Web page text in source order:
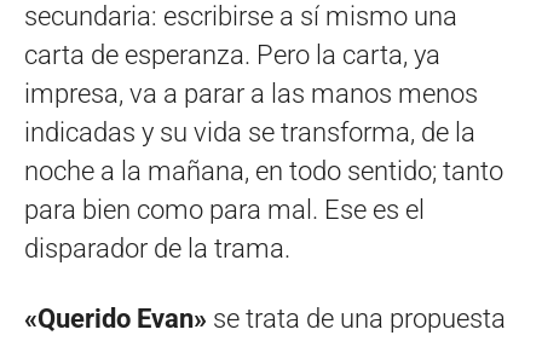
secundaria: escribirse a sí mismo una
carta de esperanza. Pero la carta, ya
impresa, va a parar a las manos menos
indicadas y su vida se transforma, de la
noche a la mañana, en todo sentido; tanto
para bien como para mal. Ese es el
disparador de la trama.
«Querido Evan» se trata de una propuesta